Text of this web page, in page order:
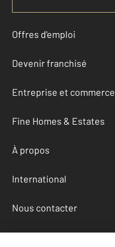
Offres d'emploi
Devenir franchisé
Entreprise et commerce
Fine Homes & Estates
À propos
International
Nous contacter